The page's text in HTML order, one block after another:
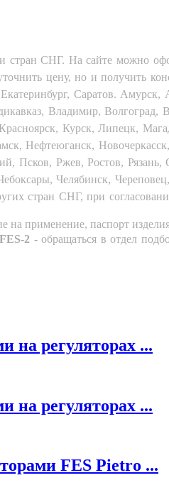
стран СНГ. На сайте можно
цену, но и получить
Саратов. Амурск,
Владимир, Волгоград,
Курск, Липецк,
Нефтеюганск,
Псков, Ржев, Ростов,
Челябинск,
стран СНГ, при
применение, паспорт
2 - обращаться в отдел
регуляторах ...
регуляторах ...
FES Pietro ...